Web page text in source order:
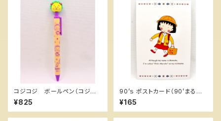
コジコジ ボールペン（コジコ
ジ顔パステル） ちびまる子ちゃ
んランド
¥825
90’ｓ ポストカード（90’まる子）
ちびまる子ちゃんランド
¥165